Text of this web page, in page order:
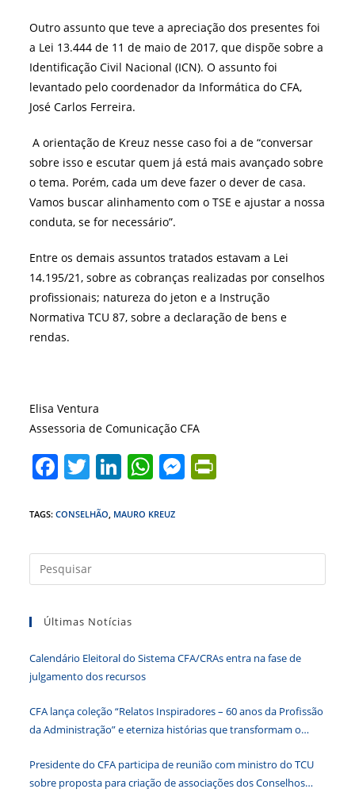
Outro assunto que teve a apreciação dos presentes foi
a Lei 13.444 de 11 de maio de 2017, que dispõe sobre a
Identificação Civil Nacional (ICN). O assunto foi
levantado pelo coordenador da Informática do CFA,
José Carlos Ferreira.
A orientação de Kreuz nesse caso foi a de “conversar
sobre isso e escutar quem já está mais avançado sobre
o tema. Porém, cada um deve fazer o dever de casa.
Vamos buscar alinhamento com o TSE e ajustar a nossa
conduta, se for necessário”.
Entre os demais assuntos tratados estavam a Lei
14.195/21, sobre as cobranças realizadas por conselhos
profissionais; natureza do jeton e a Instrução
Normativa TCU 87, sobre a declaração de bens e
rendas.
Elisa Ventura
Assessoria de Comunicação CFA
F
c
b
o
o
T
itt
Li
k
n
W
at
p
M
g n
TAGS:CONSELHÃO MAURO KREUZ
a
Últimas Notícias
Calendário Eleitoral do Sistema CFA/CRAs entra na fase de
julgamento dos recursos
CFA lança coleção “Relatos Inspiradores – 60 anos da Profissão
da Administração” e eterniza histórias que transformam o
Presidente do CFA participa de reunião com ministro do TCU
sobre proposta para criação de associações dos Conselhos